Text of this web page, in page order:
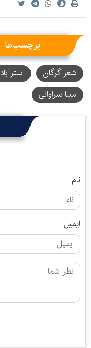
برچسب‌ها
شعر گرگان استرآباد
مینا سراوانی
نام
ایمیل